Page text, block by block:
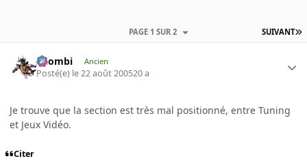
SUIVANT
PAGE 1 SUR 2
XZombi Ancien
Posté(e) le 22 août 200520 a
Je trouve que la section est très mal positionné, entre Tuning
et Jeux Vidéo.
Citer